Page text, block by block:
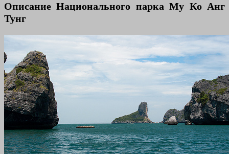
Описание Национального парка Му Ко Анг
Тунг